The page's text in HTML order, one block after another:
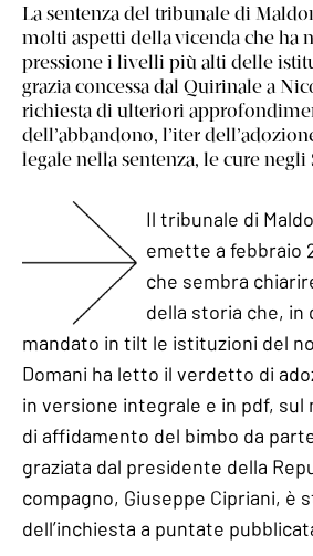
La sentenza del tribunale di
molti aspetti della vicenda che ha
pressione i livelli più alti delle
grazia concessa dal Quirinale a
richiesta di ulteriori
dell’abbandono, l’iter
legale nella sentenza, le cure negli
Il tribunale di
emette a febbraio
che sembra
della storia che, in
mandato in tilt le istituzioni del
Domani ha letto il verdetto di
in versione integrale e in pdf, sul
di affidamento del bimbo da
graziata dal presidente della
compagno, Giuseppe Cipriani, è
dell’inchiesta a puntate